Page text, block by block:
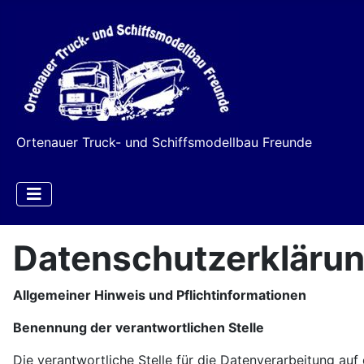
Ortenauer Truck- und Schiffsmodellbau Freunde
Allgemeiner Hinweis und Pflichtinformationen
Benennung der verantwortlichen Stelle
Die verantwortliche Stelle für die Datenverarbeitung auf